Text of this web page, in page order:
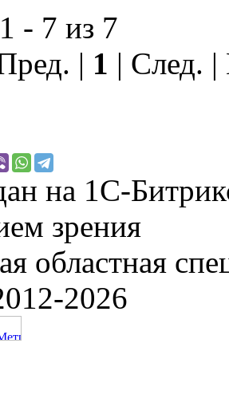
- 7 из 7
| 1 | След.
на 1С-
зрения
областная
2026